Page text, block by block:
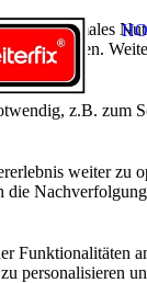
ein optimales
erfolgen.
z.B. zum
weiter zu
personalisieren